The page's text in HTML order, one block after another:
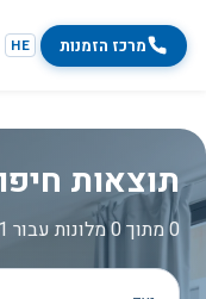
מרכז הזמנות HE
תוצאות
0 מתוך 0 מלונות עבור 1 יעדים נבחרו